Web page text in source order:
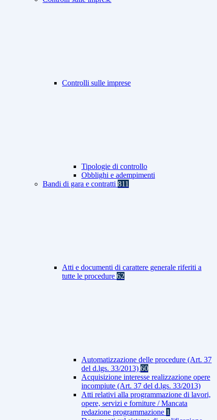
Controlli sulle imprese
Tipologie di controllo
Obblighi e adempimenti
Bandi di gara e contratti 811
Atti e documenti di carattere generale riferiti a
tutte le procedure 62
Automatizzazione delle procedure (Art. 37
del d.lgs. 33/2013) 60
Acquisizione interesse realizzazione opere
incompiute (Art. 37 del d.lgs. 33/2013)
Atti relativi alla programmazione di lavori,
opere, servizi e forniture / Mancata
redazione programmazione 1